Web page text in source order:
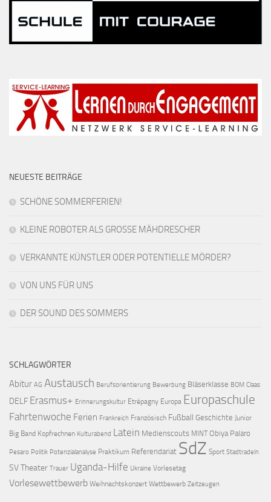
NEUESTE BEITRÄGE
SCHÖNE SOMMERFERIEN!
KLEINE ROBOTER ALS GROSSE MÄHDRESCHER
VERKANNTE KÜNSTLER ODER POTENTIELLE MÖRDER?
VON UNS FÜR UNS
DER SOUND DES SOMMERS
SCHLAGWÖRTER
Abitur AG Austausch Berufsorientierung Bewerbung Bläserklasse BOM Claas
DELF Erasmus+ Erinnerungskultur Etrépagny Europa Europaschule
Fahrtenwoche Ferien Frankreich Französisch Fußball Geschichte Junior
Big Band Kopfrechnen Kulturabend Latein Medienscouts MINT Obiya Palaro
Pesaro Politik Potenzialanalyse Praktikum Referendariat SdZ Sport Stadtradeln
SVTheater Trauer Uganda-Hilfe Ukraine Vorlesetag
Vorlesewettbewerb Weihnachtskonzert Wettbewerb Zeitzeugen